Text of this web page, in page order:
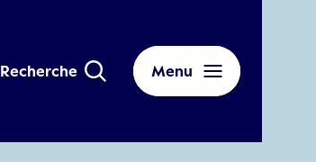
Recherche Menu